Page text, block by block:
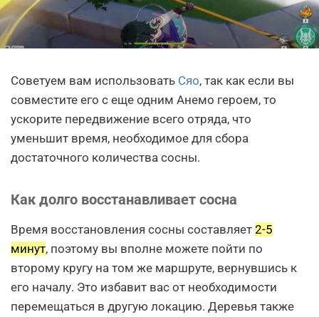
Советуем вам использовать Сяо, так как если вы
совместите его с еще одним Анемо героем, то
ускорите передвижение всего отряда, что
уменьшит время, необходимое для сбора
достаточного количества сосны.
Как долго восстанавливает сосна
Время восстановления сосны составляет 2-5
минут, поэтому вы вполне можете пойти по
второму кругу на том же маршруте, вернувшись к
его началу. Это избавит вас от необходимости
перемещаться в другую локацию. Деревья также